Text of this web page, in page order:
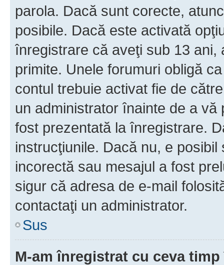
parola. Dacă sunt corecte,
posibile. Dacă este activată
înregistrare că aveţi sub 13
primite. Unele forumuri obligă
contul trebuie activat fie de
un administrator înainte de a
fost prezentată la înregistrare.
instrucţiunile. Dacă nu, e
incorectă sau mesajul a fost
sigur că adresa de e-mail
contactaţi un administrator.
Sus
M-am înregistrat cu ceva